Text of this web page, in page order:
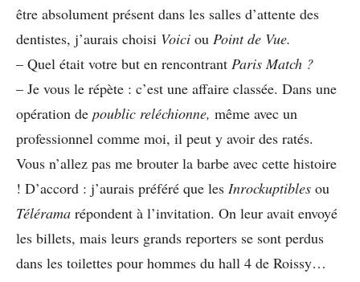
être absolument présent dans les salles d’attente des
dentistes, j’aurais choisi Voici ou Point de Vue.
– Quel était votre but en rencontrant Paris Match ?
– Je vous le répète : c’est une affaire classée. Dans une
opération de poublic reléchionne, même avec un
professionnel comme moi, il peut y avoir des ratés.
Vous n’allez pas me brouter la barbe avec cette histoire
! D’accord : j’aurais préféré que les Inrockuptibles ou
Télérama répondent à l’invitation. On leur avait envoyé
les billets, mais leurs grands reporters se sont perdus
dans les toilettes pour hommes du hall 4 de Roissy…